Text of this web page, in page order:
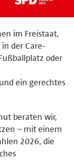
im Freistaat,
der Care-
oder
ein gerechtes
beraten wir,
– mit einem
2026, die